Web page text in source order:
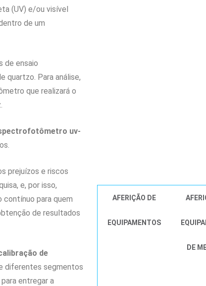
(UV) e/ou visível
de um
de ensaio
quartzo. Para análise,
que realizará o
uv-
prejuízos e riscos
e, por isso,
contínuo para quem
de resultados
de
diferentes segmentos
entregar a
AFERIÇÃO DE
EQUIPAMENTOS
DE